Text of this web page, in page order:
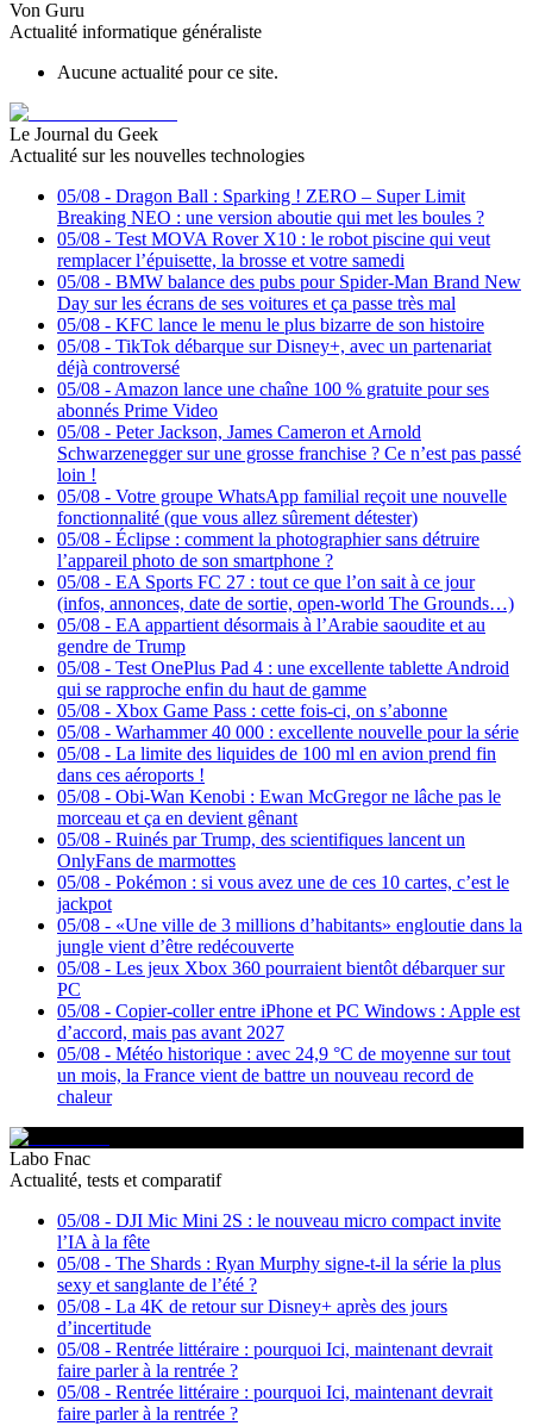
Von Guru
Actualité informatique généraliste
Aucune actualité pour ce site.
Le Journal du Geek
Actualité sur les nouvelles technologies
05/08 - Dragon Ball : Sparking ! ZERO – Super Limit
Breaking NEO : une version aboutie qui met les boules ?
05/08 - Test MOVA Rover X10 : le robot piscine qui veut
remplacer l’épuisette, la brosse et votre samedi
05/08 - BMW balance des pubs pour Spider-Man Brand New
Day sur les écrans de ses voitures et ça passe très mal
05/08 - KFC lance le menu le plus bizarre de son histoire
05/08 - TikTok débarque sur Disney+, avec un partenariat
déjà controversé
05/08 - Amazon lance une chaîne 100 % gratuite pour ses
abonnés Prime Video
05/08 - Peter Jackson, James Cameron et Arnold
Schwarzenegger sur une grosse franchise ? Ce n’est pas passé
loin !
05/08 - Votre groupe WhatsApp familial reçoit une nouvelle
fonctionnalité (que vous allez sûrement détester)
05/08 - Éclipse : comment la photographier sans détruire
l’appareil photo de son smartphone ?
05/08 - EA Sports FC 27 : tout ce que l’on sait à ce jour
(infos, annonces, date de sortie, open-world The Grounds…)
05/08 - EA appartient désormais à l’Arabie saoudite et au
gendre de Trump
05/08 - Test OnePlus Pad 4 : une excellente tablette Android
qui se rapproche enfin du haut de gamme
05/08 - Xbox Game Pass : cette fois-ci, on s’abonne
05/08 - Warhammer 40 000 : excellente nouvelle pour la série
05/08 - La limite des liquides de 100 ml en avion prend fin
dans ces aéroports !
05/08 - Obi-Wan Kenobi : Ewan McGregor ne lâche pas le
morceau et ça en devient gênant
05/08 - Ruinés par Trump, des scientifiques lancent un
OnlyFans de marmottes
05/08 - Pokémon : si vous avez une de ces 10 cartes, c’est le
jackpot
05/08 - «Une ville de 3 millions d’habitants» engloutie dans la
jungle vient d’être redécouverte
05/08 - Les jeux Xbox 360 pourraient bientôt débarquer sur
PC
05/08 - Copier-coller entre iPhone et PC Windows : Apple est
d’accord, mais pas avant 2027
05/08 - Météo historique : avec 24,9 °C de moyenne sur tout
un mois, la France vient de battre un nouveau record de
chaleur
Labo Fnac
Actualité, tests et comparatif
05/08 - DJI Mic Mini 2S : le nouveau micro compact invite
l’IA à la fête
05/08 - The Shards : Ryan Murphy signe-t-il la série la plus
sexy et sanglante de l’été ?
05/08 - La 4K de retour sur Disney+ après des jours
d’incertitude
05/08 - Rentrée littéraire : pourquoi Ici, maintenant devrait
faire parler à la rentrée ?
05/08 - Rentrée littéraire : pourquoi Ici, maintenant devrait
faire parler à la rentrée ?